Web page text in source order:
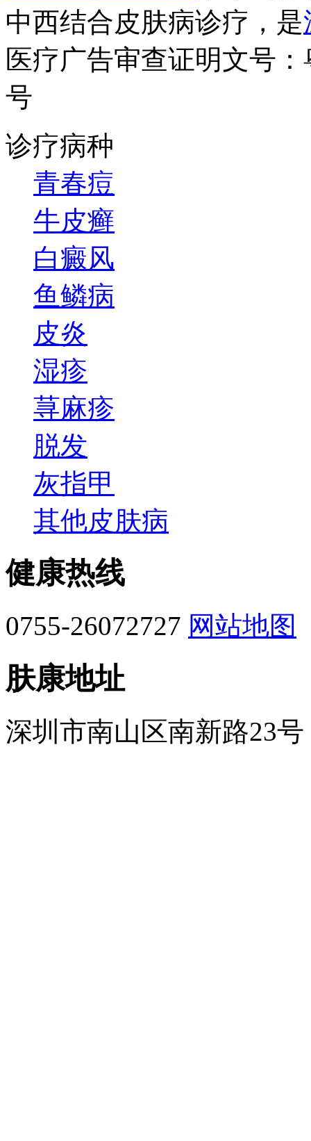
中西结合皮肤病诊疗，是
医疗广告审查证明文号
号
诊疗病种
青春痘
牛皮癣
白癜风
鱼鳞病
皮炎
湿疹
荨麻疹
脱发
灰指甲
其他皮肤病
健康热线
0755-26072727 网站地图
肤康地址
深圳市南山区南新路23